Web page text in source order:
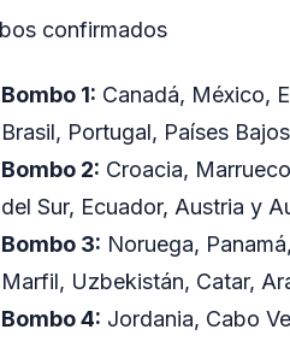
confirmados
Bombo 1: Canadá, México,
Brasil, Portugal, Países
Bombo 2: Croacia,
del Sur, Ecuador, Austria y
Bombo 3: Noruega,
Marfil, Uzbekistán, Catar,
Bombo 4: Jordania, Cabo